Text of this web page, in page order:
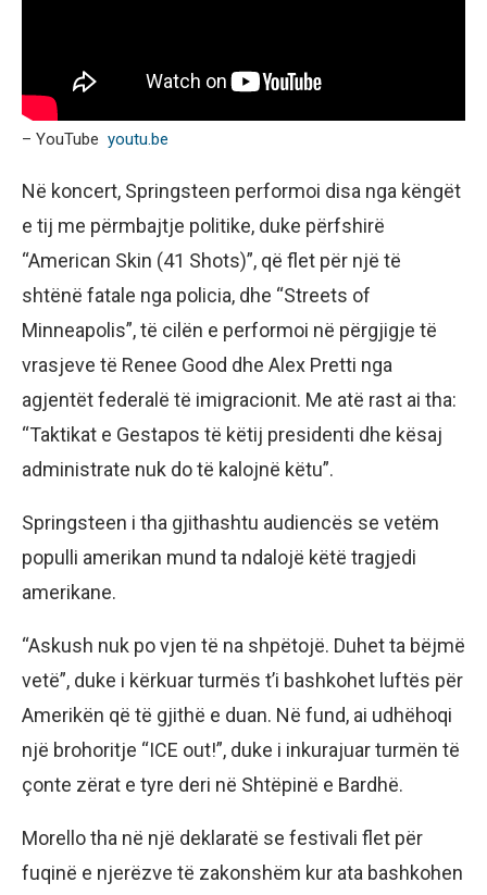
– YouTube youtu.be
Në koncert, Springsteen performoi disa nga këngët
e tij me përmbajtje politike, duke përfshirë
“American Skin (41 Shots)”, që flet për një të
shtënë fatale nga policia, dhe “Streets of
Minneapolis”, të cilën e performoi në përgjigje të
vrasjeve të Renee Good dhe Alex Pretti nga
agjentët federalë të imigracionit. Me atë rast ai tha:
“Taktikat e Gestapos të këtij presidenti dhe kësaj
administrate nuk do të kalojnë këtu”.
Springsteen i tha gjithashtu audiencës se vetëm
populli amerikan mund ta ndalojë këtë tragjedi
amerikane.
“Askush nuk po vjen të na shpëtojë. Duhet ta bëjmë
vetë”, duke i kërkuar turmës t’i bashkohet luftës për
Amerikën që të gjithë e duan. Në fund, ai udhëhoqi
një brohoritje “ICE out!”, duke i inkurajuar turmën të
çonte zërat e tyre deri në Shtëpinë e Bardhë.
Morello tha në një deklaratë se festivali flet për
fuqinë e njerëzve të zakonshëm kur ata bashkohen